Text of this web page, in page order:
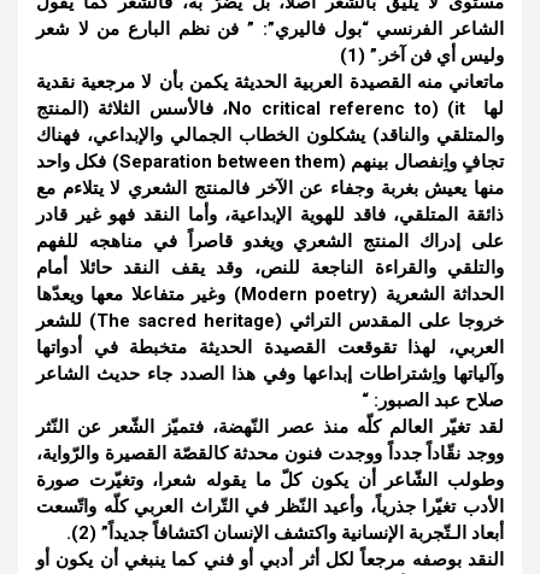
الشاعر الفرنسي “بول فاليري”: ” فن نظم البارع من لا شعر
وليس أي فن آخر.” (1)
ماتعاني منه القصيدة العربية الحديثة يكمن بأن لا مرجعية نقدية
لها No critical referenc to) (it، فالأسس الثلاثة (المنتج
والمتلقي والناقد) يشكلون الخطاب الجمالي والإبداعي، فهناك
تجافٍ واِنفصال بينهم (Separation between them) فكل واحد
منها يعيش بغربة وجفاء عن الآخر فالمنتج الشعري لا يتلاءم مع
ذائقة المتلقي، فاقد للهوية الإبداعية، وأما النقد فهو غير قادر
على إدراك المنتج الشعري ويغدو قاصراً في مناهجه للفهم
والتلقي والقراءة الناجعة للنص، وقد يقف النقد حائلا أمام
الحداثة الشعرية (Modern poetry) وغير متفاعلا معها ويعدّها
خروجا على المقدس التراثي (The sacred heritage) للشعر
العربي، لهذا تقوقعت القصيدة الحديثة متخبطة في أدواتها
وآلياتها واِشتراطات إبداعها وفي هذا الصدد جاء حديث الشاعر
صلاح عبد الصبور: “
لقد تغيّر العالم كلّه منذ عصر النّهضة، فتميّز الشّعر عن النّثر
ووجد نقّاداً جدداً ووجدت فنون محدثة كالقصّة القصيرة والرّواية،
وطولب الشّاعر أن يكون كلّ ما يقوله شعرا، وتغيّرت صورة
الأدب تغيّرا جذرياً، وأعيد النّظر في التّراث العربي كلّه واتّسعت
أبعاد الـتّجربة الإنسانية واكتشف الإنسان اكتشافاً جديداً” (2).
النقد بوصفه مرجعاً لكل أثر أدبي أو فني كما ينبغي أن يكون أو